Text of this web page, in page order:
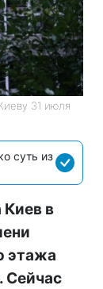
31 июля
суть из
Киев в
этажа
Сейчас